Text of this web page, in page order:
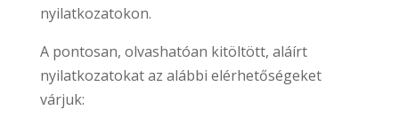
nyilatkozatokon.
A pontosan, olvashatóan kitöltött, aláírt
nyilatkozatokat az alábbi elérhetőségeket
várjuk: